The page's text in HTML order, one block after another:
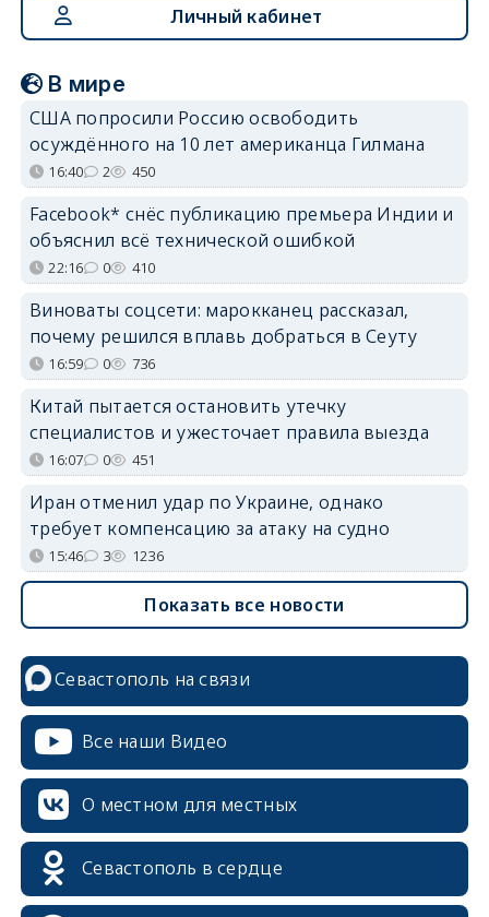
Личный кабинет
В мире
США попросили Россию освободить
осуждённого на 10 лет американца Гилмана
16:40 2 450
Facebook* снёс публикацию премьера Индии и
объяснил всё технической ошибкой
22:16 0 410
Виноваты соцсети: марокканец рассказал,
почему решился вплавь добраться в Сеуту
16:59 0 736
Китай пытается остановить утечку
специалистов и ужесточает правила выезда
16:07 0 451
Иран отменил удар по Украине, однако
требует компенсацию за атаку на судно
15:46 3 1236
Показать все новости
Севастополь на связи
Все наши Видео
О местном для местных
Севастополь в сердце